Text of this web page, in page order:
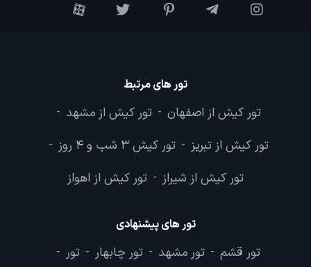
تور های مرتبط
تور کیش از اصفهان - تور کیش از مشهد -
تور کیش از تبریز - تور کیش 3 شب و 4 روز -
تور کیش از شیراز - تور کیش از اهواز
تور های پیشنهادی
تور قشم - تور مشهد - تور چابهار - تور -